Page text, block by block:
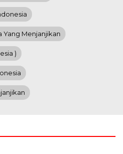
Yang Menjanjikan
)